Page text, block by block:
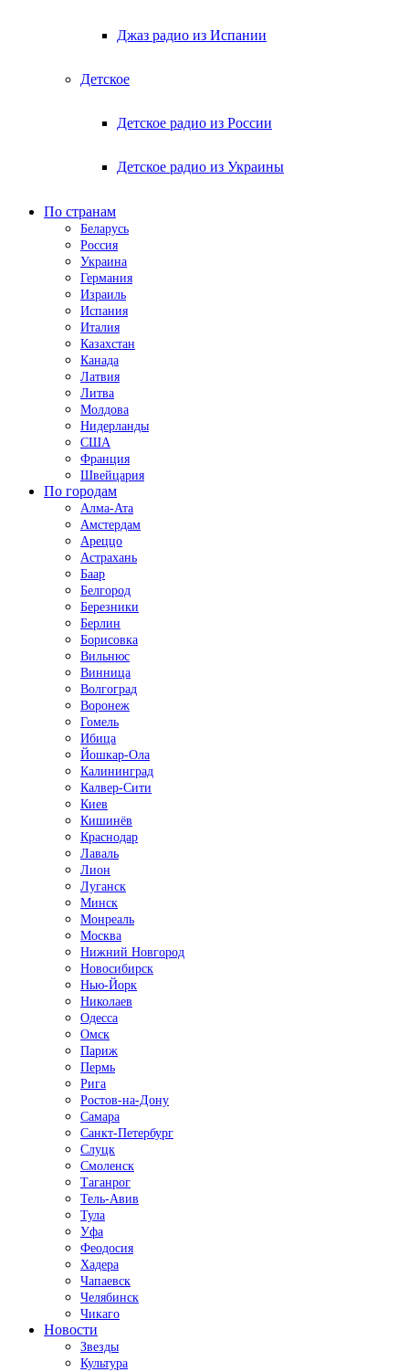
Джаз радио из Испании
Детское
Детское радио из России
Детское радио из Украины
По странам
Беларусь
Россия
Украина
Германия
Израиль
Испания
Италия
Казахстан
Канада
Латвия
Литва
Молдова
Нидерланды
США
Франция
Швейцария
По городам
Алма-Ата
Амстердам
Ареццо
Астрахань
Баар
Белгород
Березники
Берлин
Борисовка
Вильнюс
Винница
Волгоград
Воронеж
Гомель
Ибица
Йошкар-Ола
Калининград
Калвер-Сити
Киев
Кишинёв
Краснодар
Лаваль
Лион
Луганск
Минск
Монреаль
Москва
Нижний Новгород
Новосибирск
Нью-Йорк
Николаев
Одесса
Омск
Париж
Пермь
Рига
Ростов-на-Дону
Самара
Санкт-Петербург
Слуцк
Смоленск
Таганрог
Тель-Авив
Тула
Уфа
Феодосия
Хадера
Чапаевск
Челябинск
Чикаго
Новости
Звезды
Культура